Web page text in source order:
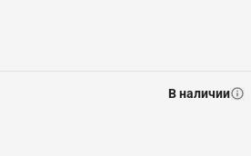
В наличии